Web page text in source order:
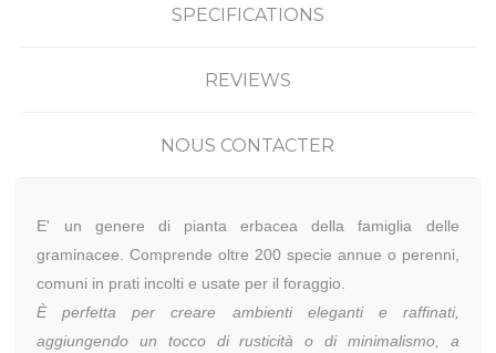
SPECIFICATIONS
REVIEWS
NOUS CONTACTER
E' un genere di pianta erbacea della famiglia delle
graminacee. Comprende oltre 200 specie annue o perenni,
comuni in prati incolti e usate per il foraggio.
È perfetta per creare ambienti eleganti e raffinati,
aggiungendo un tocco di rusticità o di minimalismo, a